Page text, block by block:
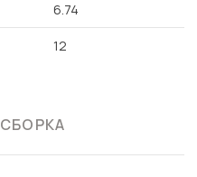
6.74
12
СБОРКА